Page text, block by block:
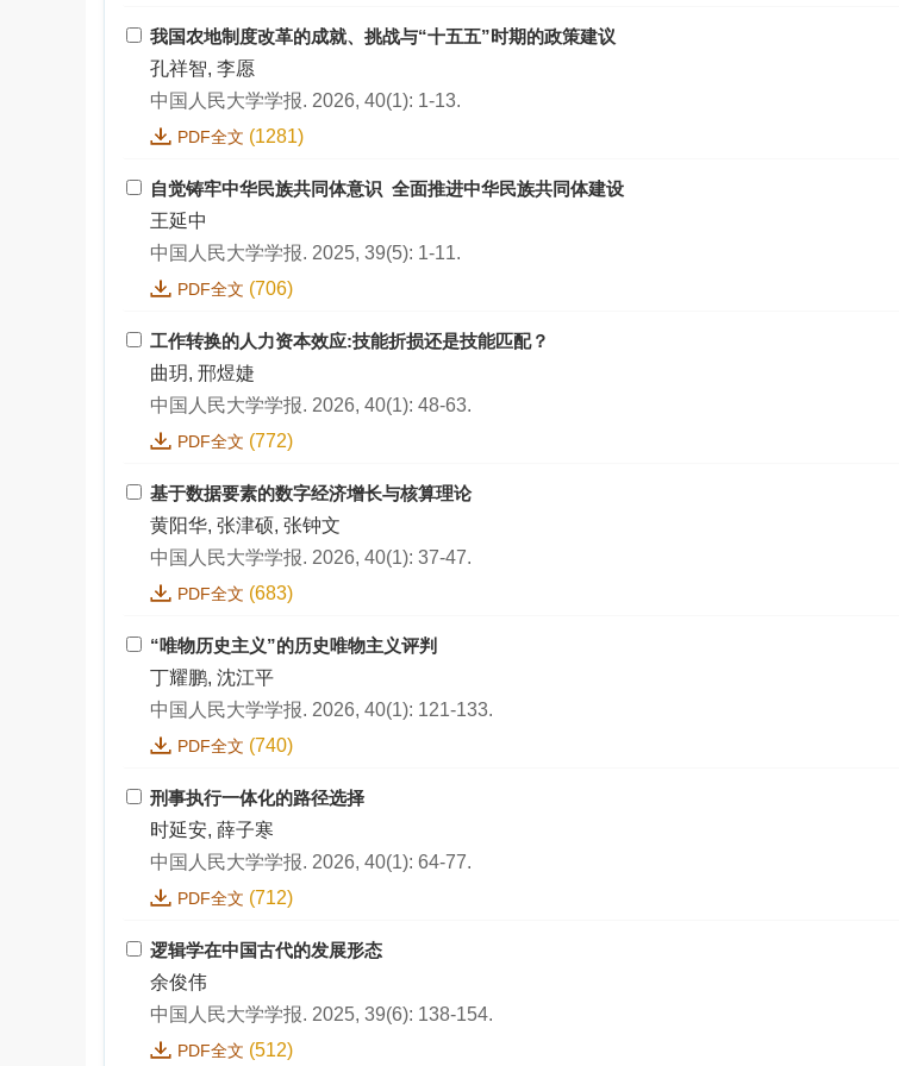
我国农地制度改革的成就、挑战与“十五五”时期的政策建议
孔祥智, 李愿
中国人民大学学报. 2026, 40(1): 1-13.
PDF全文 (1281)
自觉铸牢中华民族共同体意识 全面推进中华民族共同体建设
王延中
中国人民大学学报. 2025, 39(5): 1-11.
PDF全文 (706)
工作转换的人力资本效应:技能折损还是技能匹配？
曲玥, 邢煜婕
中国人民大学学报. 2026, 40(1): 48-63.
PDF全文 (772)
基于数据要素的数字经济增长与核算理论
黄阳华, 张津硕, 张钟文
中国人民大学学报. 2026, 40(1): 37-47.
PDF全文 (683)
“唯物历史主义”的历史唯物主义评判
丁耀鹏, 沈江平
中国人民大学学报. 2026, 40(1): 121-133.
PDF全文 (740)
刑事执行一体化的路径选择
时延安, 薛子寒
中国人民大学学报. 2026, 40(1): 64-77.
PDF全文 (712)
逻辑学在中国古代的发展形态
余俊伟
中国人民大学学报. 2025, 39(6): 138-154.
PDF全文 (512)